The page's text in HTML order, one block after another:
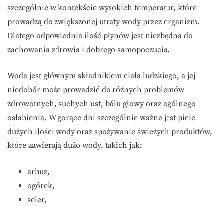
szczególnie w kontekście wysokich temperatur, które
prowadzą do zwiększonej utraty wody przez organizm.
Dlatego odpowiednia ilość płynów jest niezbędna do
zachowania zdrowia i dobrego samopoczucia.
Woda jest głównym składnikiem ciała ludzkiego, a jej
niedobór może prowadzić do różnych problemów
zdrowotnych, suchych ust, bólu głowy oraz ogólnego
osłabienia. W gorące dni szczególnie ważne jest picie
dużych ilości wody oraz spożywanie świeżych produktów,
które zawierają dużo wody, takich jak:
arbuz,
ogórek,
seler,